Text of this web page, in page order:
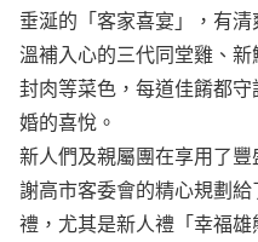
垂涎的「客家喜宴」，有
溫補入心的三代同堂雞、
封肉等菜色，每道佳餚都
婚的喜悅。
新人們及親屬團在享用了
謝高市客委會的精心規劃
禮，尤其是新人禮「幸福